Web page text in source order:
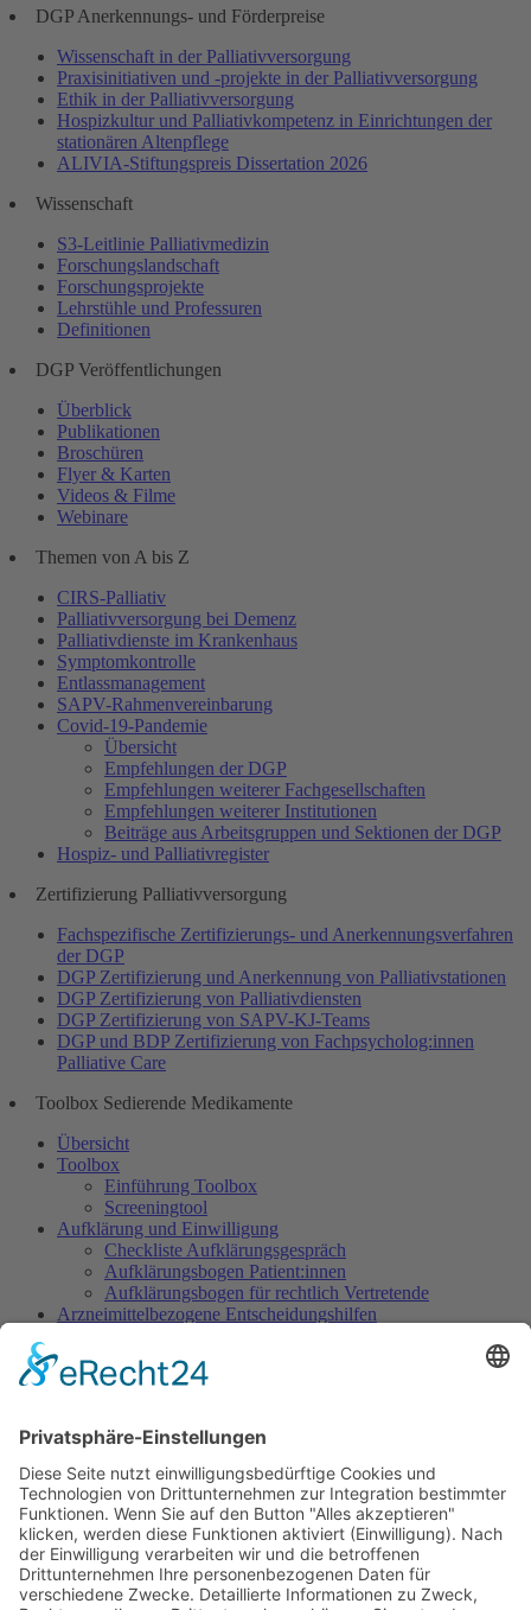
DGP Anerkennungs- und Förderpreise
Wissenschaft in der Palliativversorgung
Praxisinitiativen und -projekte in der Palliativversorgung
Ethik in der Palliativversorgung
Hospizkultur und Palliativkompetenz in Einrichtungen der
stationären Altenpflege
ALIVIA-Stiftungspreis Dissertation 2026
Wissenschaft
S3-Leitlinie Palliativmedizin
Forschungslandschaft
Forschungsprojekte
Lehrstühle und Professuren
Definitionen
DGP Veröffentlichungen
Überblick
Publikationen
Broschüren
Flyer & Karten
Videos & Filme
Webinare
Themen von A bis Z
CIRS-Palliativ
Palliativversorgung bei Demenz
Palliativdienste im Krankenhaus
Symptomkontrolle
Entlassmanagement
SAPV-Rahmenvereinbarung
Covid-19-Pandemie
Übersicht
Empfehlungen der DGP
Empfehlungen weiterer Fachgesellschaften
Empfehlungen weiterer Institutionen
Beiträge aus Arbeitsgruppen und Sektionen der DGP
Hospiz- und Palliativregister
Zertifizierung Palliativversorgung
Fachspezifische Zertifizierungs- und Anerkennungsverfahren
der DGP
DGP Zertifizierung und Anerkennung von Palliativstationen
DGP Zertifizierung von Palliativdiensten
DGP Zertifizierung von SAPV-KJ-Teams
DGP und BDP Zertifizierung von Fachpsycholog:innen
Palliative Care
Toolbox Sedierende Medikamente
Übersicht
Toolbox
Einführung Toolbox
Screeningtool
Aufklärung und Einwilligung
Checkliste Aufklärungsgespräch
Aufklärungsbogen Patient:innen
Aufklärungsbogen für rechtlich Vertretende
Arzneimittelbezogene Entscheidungshilfen
Warnliste
Dokumentation
Indikation Existenzielles Leiden
Wunsch nach Sedierung, um das eigene Leben zu
beenden
Sedierung im Rahmen des Beendens künstlicher
Beatmung
Sedierung im SAPV-Kontext
Verringern der Tiefe einer begonnenen Sedierung
Sedierung zur Leidenslinderung vs. zur Abwendung